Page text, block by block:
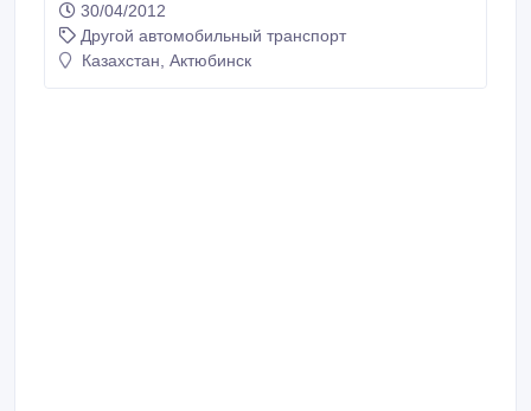
.Качественно и недорого. 86 кубов.
30/04/2012
Другой автомобильный транспорт
Казахстан, Актюбинск